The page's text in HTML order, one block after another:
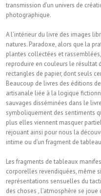
transmission d’un univers de
photographique.
A l’intérieur du livre des images
natures. Paradoxe, alors que la
plantes collectées et
reproduire en couleurs le résultat
rectangles de papier, dont seuls
Beaucoup de livres des éditions
artisanale liée à la logique
sauvages disséminées dans le
symboliquement des sentiments
plus elles viennent masquer
rejouant ainsi pour nous la
intime ou d’un fragment de
Les fragments de tableaux
corporelles revendiquées, même
représentations sensuelles du
des choses , l’atmosphère se